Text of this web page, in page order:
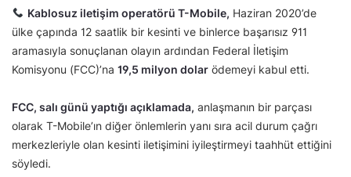
Kablosuz iletişim operatörü T-Mobile, Haziran 2020’de
ülke çapında 12 saatlik bir kesinti ve binlerce başarısız 911
aramasıyla sonuçlanan olayın ardından Federal İletişim
Komisyonu (FCC)’na 19,5 milyon dolar ödemeyi kabul etti.
FCC, salı günü yaptığı açıklamada, anlaşmanın bir parçası
olarak T-Mobile’ın diğer önlemlerin yanı sıra acil durum çağrı
merkezleriyle olan kesinti iletişimini iyileştirmeyi taahhüt ettiğini
söyledi.